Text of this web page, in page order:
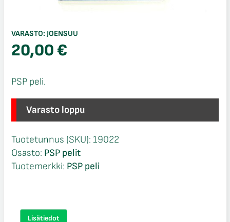
VARASTO: JOENSUU
20,00€
PSP peli.
Varasto loppu
Tuotetunnus (SKU): 19022
Osasto: PSP pelit
Tuotemerkki: PSP peli
Lisätiedot